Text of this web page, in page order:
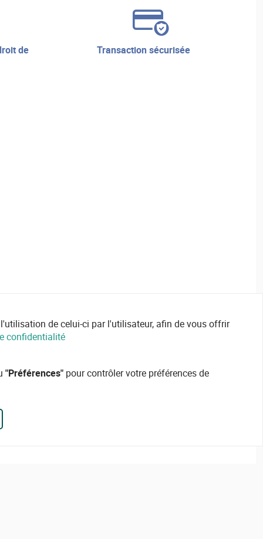
transaction sécurisée
de celui-ci par l'utilisateur, afin de vous offrir
confidentialité
"Préférences" pour contrôler votre préférences de